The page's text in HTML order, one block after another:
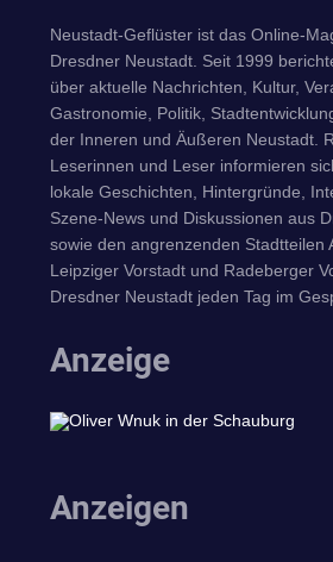
Neustadt-Geflüster ist das Online-
Dresdner Neustadt. Seit 1999
über aktuelle Nachrichten, Kultur,
Gastronomie, Politik,
der Inneren und Äußeren Neustadt.
Leserinnen und Leser informieren
lokale Geschichten, Hintergründe,
Szene-News und Diskussionen aus
sowie den angrenzenden Stadtteilen
Leipziger Vorstadt und Radeberger
Dresdner Neustadt jeden Tag im
Anzeige
Anzeigen